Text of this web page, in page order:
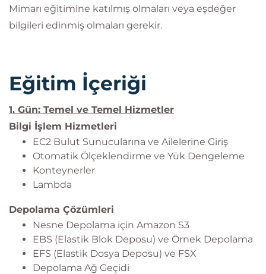
Mimarı eğitimine katılmış olmaları veya eşdeğer
bilgileri edinmiş olmaları gerekir.
Eğitim İçeriği
1. Gün: Temel ve Temel Hizmetler
Bilgi İşlem Hizmetleri
EC2 Bulut Sunucularına ve Ailelerine Giriş
Otomatik Ölçeklendirme ve Yük Dengeleme
Konteynerler
Lambda
Depolama Çözümleri
Nesne Depolama için Amazon S3
EBS (Elastik Blok Deposu) ve Örnek Depolama
EFS (Elastik Dosya Deposu) ve FSX
Depolama Ağ Geçidi